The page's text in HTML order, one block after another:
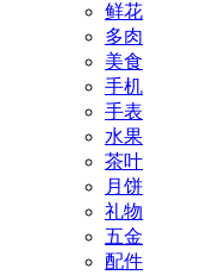
鲜花
多肉
美食
手机
手表
水果
茶叶
月饼
礼物
五金
配件